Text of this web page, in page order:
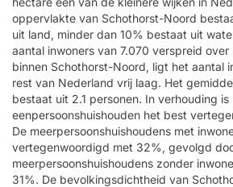
oppervlakte van Schothorst-Noord
uit land, minder dan 10% bestaat uit
aantal inwoners van 7.070 verspreid
binnen Schothorst-Noord, ligt het aantal
rest van Nederland vrij laag. Het
bestaat uit 2.1 personen. In verhouding is
eenpersoonshuishouden het best
De meerpersoonshuishoudens met
vertegenwoordigd met 32%, gevolgd
meerpersoonshuishoudens zonder
31%. De bevolkingsdichtheid van